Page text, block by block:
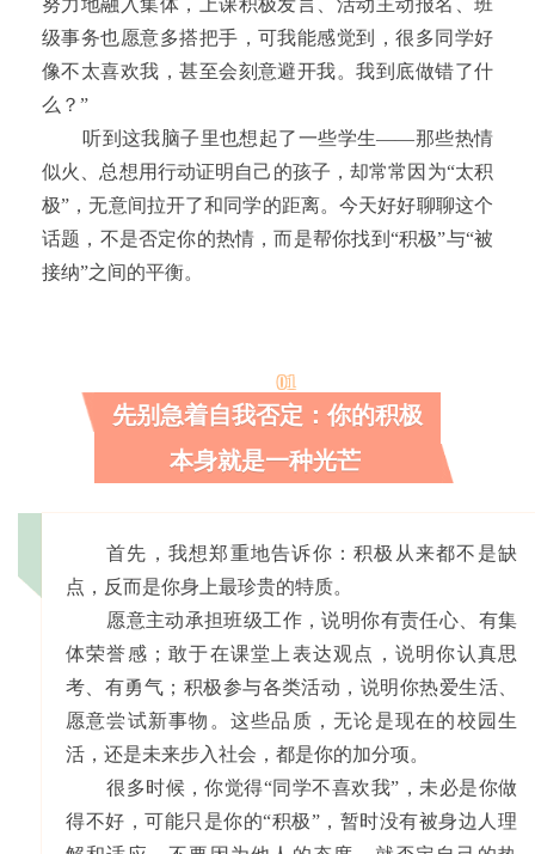
努力地融入集体，上课积极发言、活动主动报名、班
级事务也愿意多搭把手，可我能感觉到，很多同学好
像不太喜欢我，甚至会刻意避开我。我到底做错了什
么？”
听到这我脑子里也想起了一些学生——那些热情
似火、总想用行动证明自己的孩子，却常常因为“太积
极”，无意间拉开了和同学的距离。今天好好聊聊这个
话题，不是否定你的热情，而是帮你找到“积极”与“被
接纳”之间的平衡。
01
先别急着自我否定：你的积极
本身就是一种光芒
首先，我想郑重地告诉你：积极从来都不是缺
点，反而是你身上最珍贵的特质。
愿意主动承担班级工作，说明你有责任心、有集
体荣誉感；敢于在课堂上表达观点，说明你认真思
考、有勇气；积极参与各类活动，说明你热爱生活、
愿意尝试新事物。这些品质，无论是现在的校园生
活，还是未来步入社会，都是你的加分项。
很多时候，你觉得“同学不喜欢我”，未必是你做
得不好，可能只是你的“积极”，暂时没有被身边人理